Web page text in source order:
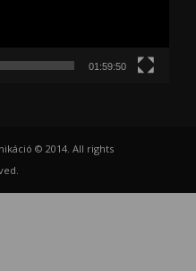
01:59:50
© 2014. All rights